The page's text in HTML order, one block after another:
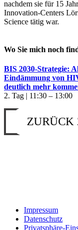
nachdem sie für 15
Innovation-Centers
Science tätig war.
Wo Sie mich noch
BIS 2030-Strategie:
Eindämmung von
deutlich mehr
2. Tag | 11:30 – 13:00
ZURÜCK
Impressum
Datenschutz
Privatsphäre-